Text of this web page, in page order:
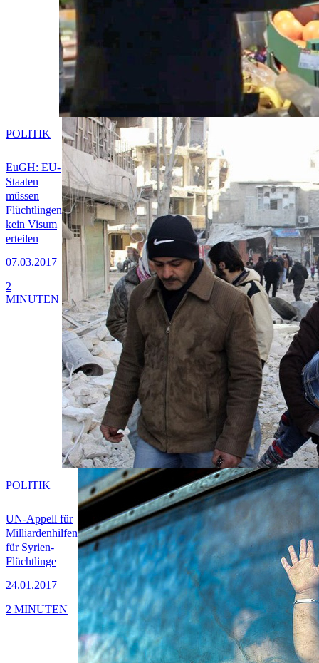
EuGH: EU-
Staaten
müssen
Flüchtlingen
kein Visum
erteilen
07.03.2017
POLITIK
2
MINUTEN
UN-Appell für
Milliardenhilfen
für Syrien-
Flüchtlinge
24.01.2017
POLITIK
2 MINUTEN